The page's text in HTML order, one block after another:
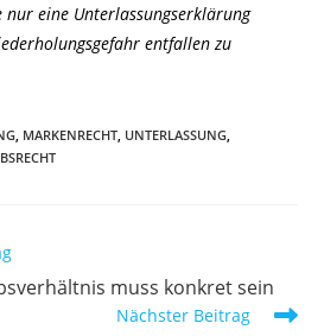
nur eine Unterlassungserklärung
entfallen zu
, MARKENRECHT, UNTERLASSUNG,
muss konkret sein
Nächster Beitrag